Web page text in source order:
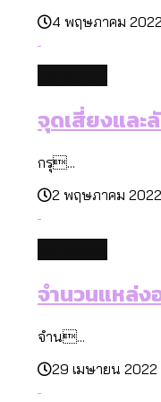
4 พฤษภาคม 2022
จุดเสี่ยงและ
กรุ...
2 พฤษภาคม 2022
จำนวนแหล่ง
จำน...
29 เมษายน 2022